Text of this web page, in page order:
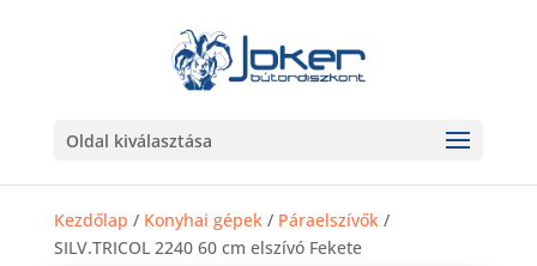
Oldal kiválasztása
Kezdőlap / Konyhai gépek/ Páraelszívők/
SILV.TRICOL 2240 60 cm elszívó Fekete